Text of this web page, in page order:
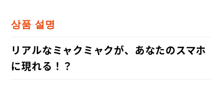
상품 설명
リアルなミャクミャクが、あなたのスマホ
に現れる！？